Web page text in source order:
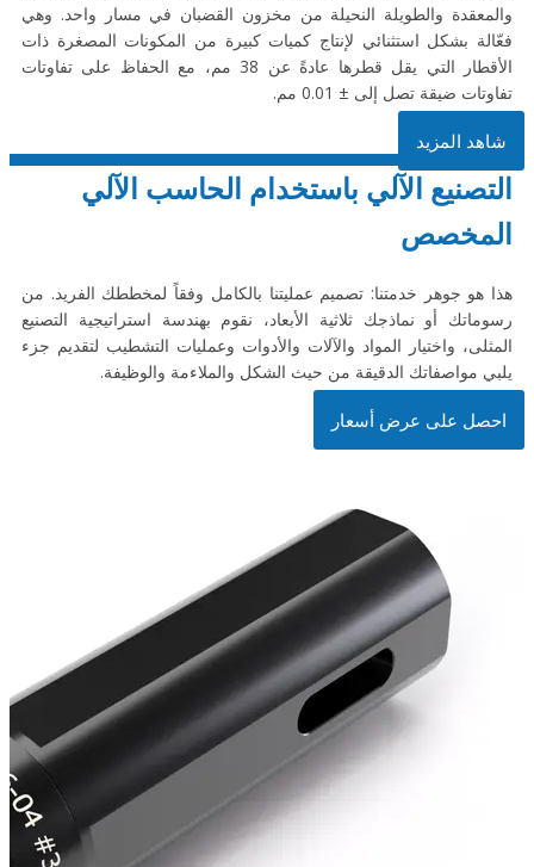
والمعقدة والطويلة النحيلة من مخزون القضبان في مسار واحد. وهي
فعّالة بشكل استثنائي لإنتاج كميات كبيرة من المكونات المصغرة ذات
الأقطار التي يقل قطرها عادةً عن 38 مم، مع الحفاظ على تفاوتات
تفاوتات ضيقة تصل إلى ± 0.01 مم.
شاهد المزيد
التصنيع الآلي باستخدام الحاسب الآلي
المخصص
هذا هو جوهر خدمتنا: تصميم عمليتنا بالكامل وفقاً لمخططك الفريد. من
رسوماتك أو نماذجك ثلاثية الأبعاد، نقوم بهندسة استراتيجية التصنيع
المثلى، واختيار المواد والآلات والأدوات وعمليات التشطيب لتقديم جزء
يلبي مواصفاتك الدقيقة من حيث الشكل والملاءمة والوظيفة.
احصل على عرض أسعار